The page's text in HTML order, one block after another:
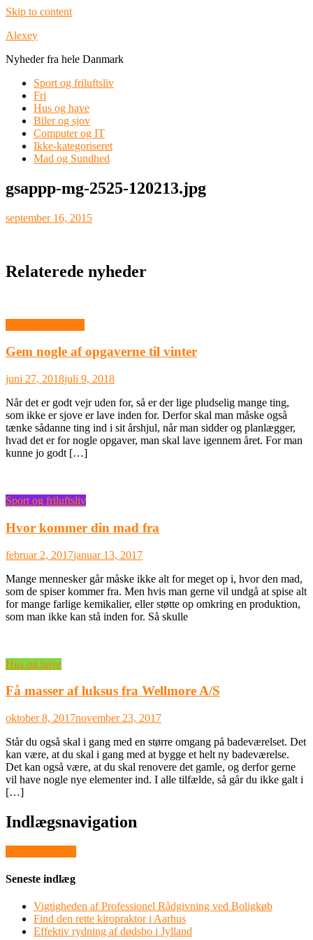
Skip to content
Alexey
Nyheder fra hele Danmark
Sport og friluftsliv
Fri
Hus og have
Biler og sjov
Computer og IT
Ikke-kategoriseret
Mad og Sundhed
gsappp-mg-2525-120213.jpg
september 16, 2015
Relaterede nyheder
Gem nogle af opgaverne til vinter
juni 27, 2018juli 9, 2018
Når det er godt vejr uden for, så er der lige pludselig mange ting,
som ikke er sjove er lave inden for. Derfor skal man måske også
tænke sådanne ting ind i sit årshjul, når man sidder og planlægger,
hvad det er for nogle opgaver, man skal lave igennem året. For man
kunne jo godt […]
Sport og friluftsliv
Hvor kommer din mad fra
februar 2, 2017januar 13, 2017
Mange mennesker går måske ikke alt for meget op i, hvor den mad,
som de spiser kommer fra. Men hvis man gerne vil undgå at spise alt
for mange farlige kemikalier, eller støtte op omkring en produktion,
som man ikke kan stå inden for. Så skulle
Hus og have
Få masser af luksus fra Wellmore A/S
oktober 8, 2017november 23, 2017
Står du også skal i gang med en større omgang på badeværelset. Det
kan være, at du skal i gang med at bygge et helt ny badeværelse.
Det kan også være, at du skal renovere det gamle, og derfor gerne
vil have nogle nye elementer ind. I alle tilfælde, så går du ikke galt i
[…]
Indlægsnavigation
Seneste indlæg
Vigtigheden af Professionel Rådgivning ved Boligkøb
Find den rette kiropraktor i Aarhus
Effektiv rydning af dødsbo i Jylland